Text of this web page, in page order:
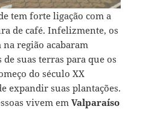
tem forte ligação com a
de café. Infelizmente, os
região acabaram
suas terras para que os
do século XX
expandir suas plantações.
vivem em Valparaíso